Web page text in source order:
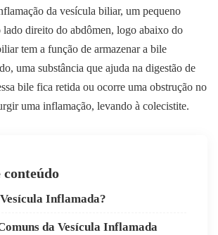
da vesícula biliar, um pequeno
direito do abdômen, logo abaixo do
tem a função de armazenar a bile
uma substância que ajuda na digestão de
bile fica retida ou ocorre uma obstrução no
uma inflamação, levando à colecistite.
conteúdo
Inflamada?
da Vesícula Inflamada